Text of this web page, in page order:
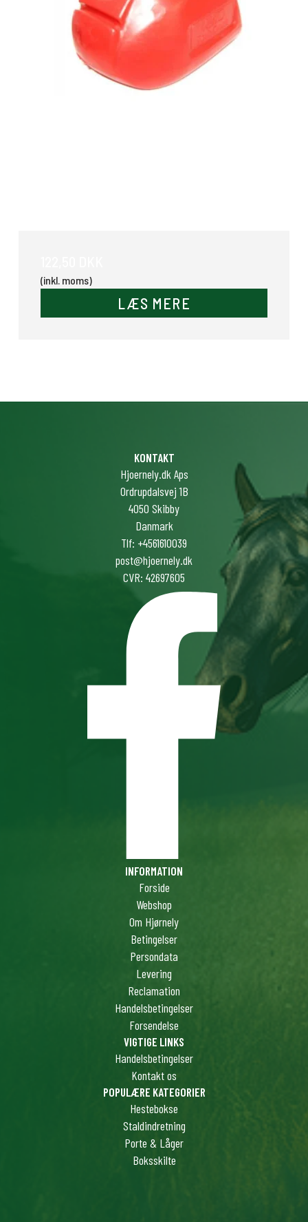
(inkl. moms)
LÆS MERE
KONTAKT
Hjoernely.dk Aps
Ordrupdalsvej 1B
4050 Skibby
Danmark
Tlf: +4561610039
post@hjoernely.dk
CVR: 42697605
INFORMATION
Forside
Webshop
Om Hjørnely
Betingelser
Persondata
Levering
Reclamation
Handelsbetingelser
Forsendelse
VIGTIGE LINKS
Handelsbetingelser
Kontakt os
POPULÆRE KATEGORIER
Hestebokse
Staldindretning
Porte & Låger
Boksskilte